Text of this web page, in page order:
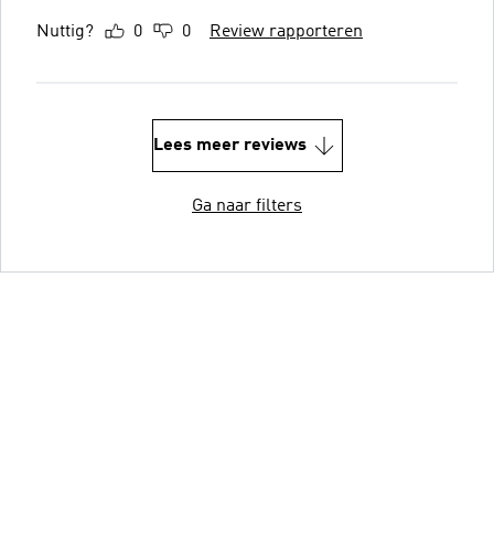
Nuttig? 0 0 Review rapporteren
Lees meer reviews
Ga naar filters